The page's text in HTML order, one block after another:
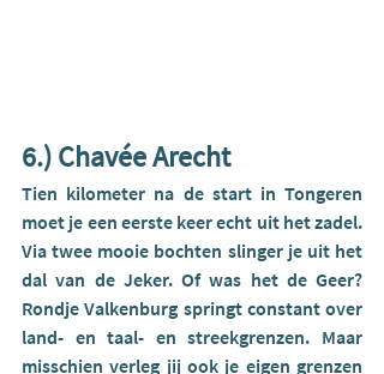
6.) Chavée Arecht
Tien kilometer na de start in Tongeren
moet je een eerste keer echt uit het zadel.
Via twee mooie bochten slinger je uit het
dal van de Jeker. Of was het de Geer?
Rondje Valkenburg springt constant over
land- en taal- en streekgrenzen. Maar
misschien verleg jij ook je eigen grenzen